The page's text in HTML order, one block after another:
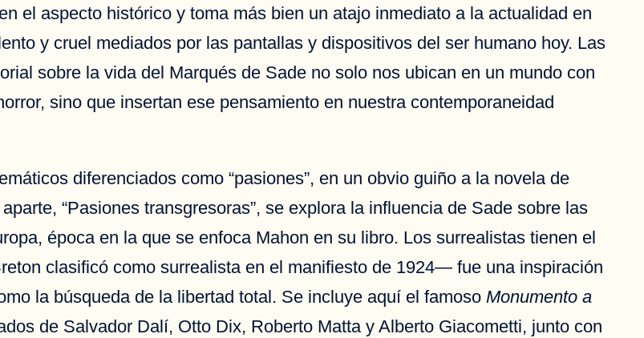
el aspecto histórico y toma más bien un atajo inmediato a la actualidad en
y cruel mediados por las pantallas y dispositivos del ser humano hoy. Las
sobre la vida del Marqués de Sade no solo nos ubican en un mundo con
sino que insertan ese pensamiento en nuestra contemporaneidad
diferenciados como “pasiones”, en un obvio guiño a la novela de
“Pasiones transgresoras”, se explora la influencia de Sade sobre las
época en la que se enfoca Mahon en su libro. Los surrealistas tienen el
clasificó como surrealista en el manifiesto de 1924— fue una inspiración
la búsqueda de la libertad total. Se incluye aquí el famoso Monumento a
de Salvador Dalí, Otto Dix, Roberto Matta y Alberto Giacometti, junto con